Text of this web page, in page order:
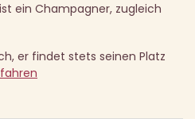
ein Champagner, zugleich
er findet stets seinen Platz